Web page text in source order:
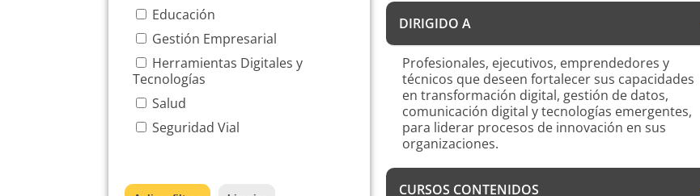
Educación
Gestión Empresarial
Herramientas Digitales y
Tecnologías
Salud
Seguridad Vial
DIRIGIDO A
Profesionales, ejecutivos, emprendedores y
técnicos que deseen fortalecer sus capacidades
en transformación digital, gestión de datos,
comunicación digital y tecnologías emergentes,
para liderar procesos de innovación en sus
organizaciones.
CURSOS CONTENIDOS